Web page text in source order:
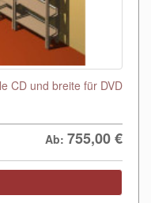
CD und breite für DVD
Ab: 755,00€